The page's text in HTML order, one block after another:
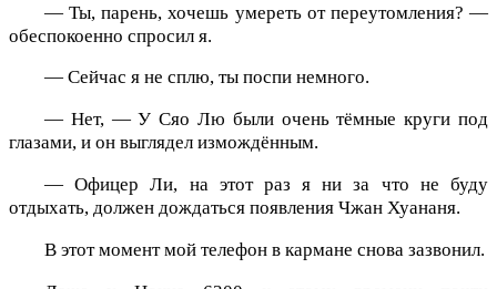
— Ты, парень, хочешь умереть от переутомления? —
обеспокоенно спросил я.
— Сейчас я не сплю, ты поспи немного.
— Нет, — У Сяо Лю были очень тёмные круги под
глазами, и он выглядел измождённым.
— Офицер Ли, на этот раз я ни за что не буду
отдыхать, должен дождаться появления Чжан Хуананя.
В этот момент мой телефон в кармане снова зазвонил.